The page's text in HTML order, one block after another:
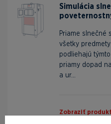
Simulácia
Priame slnečné
všetky
podliehajú
priamy dopad
a ur...
Zobraziť